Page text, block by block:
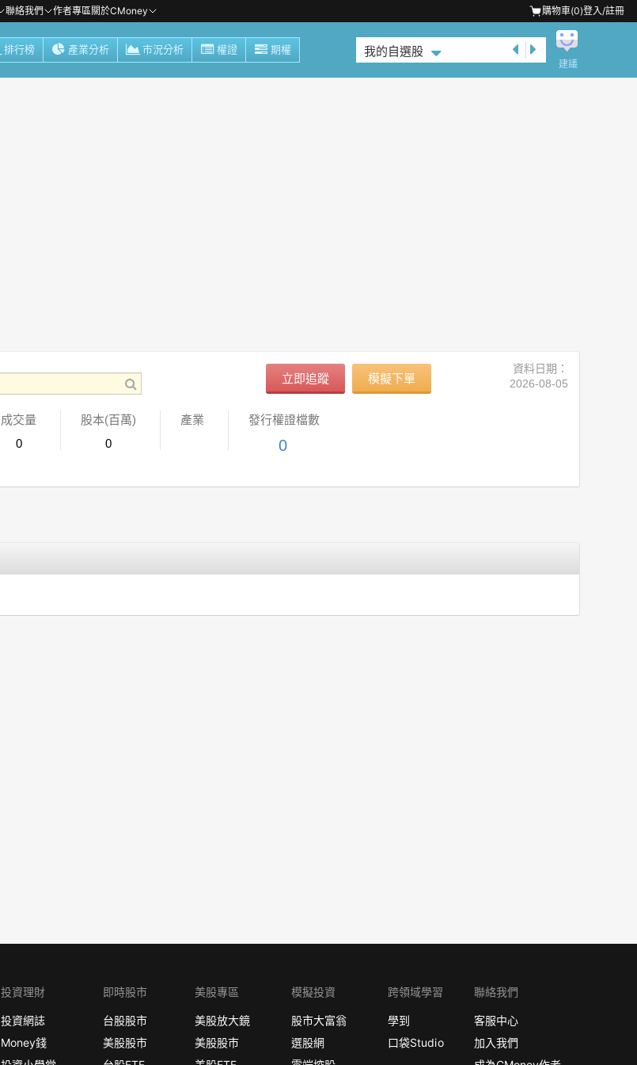
聯絡我們 作者專區關於CMoney 購物車(0)登入/註冊
排行榜 產業分析 市況分析 權證 期權 我的自選股
建議
立即追蹤 模擬下單
資料日期：
2026-08-05
成交量
0
股本(百萬)
0
產業 發行權證檔數
0
投資理財
投資網誌
Money錢
即時股市
台股股市
美股股市
美股專區
美股放大鏡
美股股市
模擬投資
股市大富翁
選股網
跨領域學習
學到
口袋Studio
聯絡我們
客服中心
加入我們